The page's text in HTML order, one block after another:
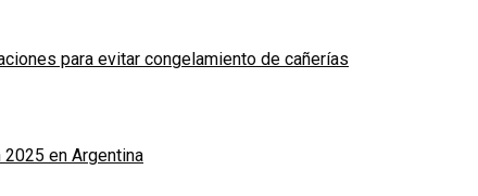
para evitar congelamiento de cañerías
2025 en Argentina